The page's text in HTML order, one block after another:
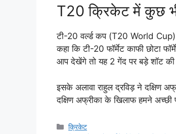
T20 क्रिकेट में कुछ
टी-20 वर्ल्ड कप (T20 World Cup)
कहा कि टी-20 फॉर्मेट काफी छोटा
आप देखेंगे तो यह 2 गेंद पर बड़े शॉट की
इसके अलावा राहुल द्रविड़ ने दक्षिण
दक्षिण अफ्रीका के खिलाफ हमने
Categories
क्रिकेट